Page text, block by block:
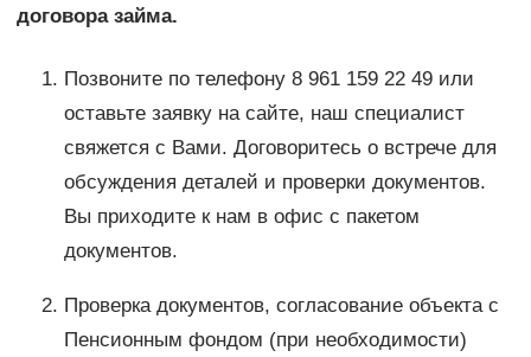
договора займа.
Позвоните по телефону 8 961 159 22 49 или
оставьте заявку на сайте, наш специалист
свяжется с Вами. Договоритесь о встрече для
обсуждения деталей и проверки документов.
Вы приходите к нам в офис с пакетом
документов.
Проверка документов, согласование объекта с
Пенсионным фондом (при необходимости)